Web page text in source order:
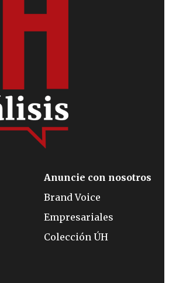
Anuncie con nosotros
Brand Voice
Empresariales
Colección ÚH